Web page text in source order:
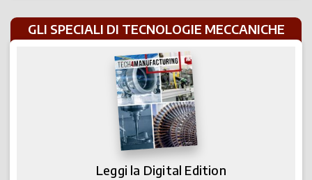
GLI SPECIALI DI TECNOLOGIE MECCANICHE
Leggi la Digital Edition